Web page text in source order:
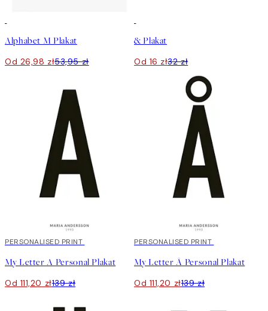
Alphabet M Plakat
Od 26,98 zł53,95 zł
& Plakat
Od 16 zł32 zł
20%*
PERSONALISED PRINT
My Letter A Personal Plakat
Od 111,20 zł139 zł
20%*
PERSONALISED PRINT
My Letter Å Personal Plakat
Od 111,20 zł139 zł